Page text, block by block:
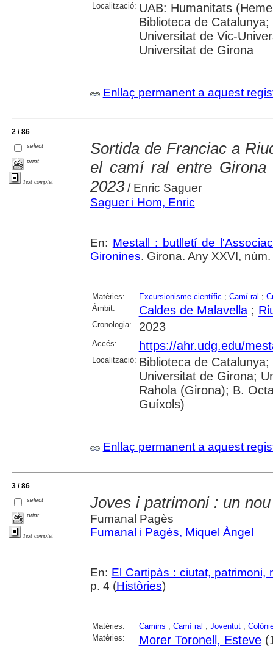
Localització: UAB: Humanitats
Biblioteca de
Universitat de Vic-
Universitat de Girona
Enllaç permanent a aquest
2 / 86
select
print
Text complet
Sortida de Franciac a
el camí ral entre
2023/ Enric Saguer
Saguer i Hom, Enric
En: Mestall : butlletí de
Gironines. Girona. Any XXVI,
Matèries: Excursionisme científic ; Camí ral ;
Àmbit:
Caldes de Malavella;
Cronologia: 2023
Accés: https://ahr.udg.edu/
Localització: Biblioteca de
Universitat de Girona;
Rahola (Girona); B.
Guíxols)
Enllaç permanent a aquest
3 / 86
select
print
Text complet
Joves i patrimoni : un
Fumanal Pagès
Fumanal i Pagès, Miquel Àngel
En: El Cartipàs : ciutat, patrimoni,
p. 4 (Històries)
Matèries: Camins ; Camí ral ; Joventut;
Matèries:
Morer Toronell, Esteve